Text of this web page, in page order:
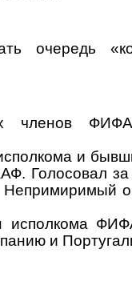
очередь
членов
и
Голосовал
и